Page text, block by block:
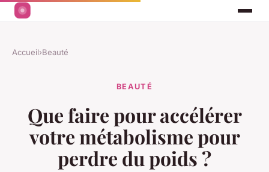
Accueil›Beauté
BEAUTÉ
Que faire pour accélérer
votre métabolisme pour
perdre du poids ?